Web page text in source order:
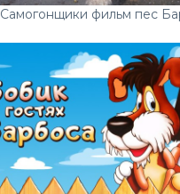
Самогонщики фильм пес